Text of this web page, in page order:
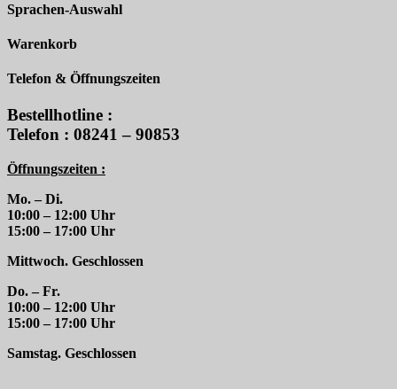
Sprachen-Auswahl
Warenkorb
Telefon & Öffnungszeiten
Bestellhotline :
Telefon : 08241 – 90853
Öffnungszeiten :
Mo. – Di.
10:00 – 12:00 Uhr
15:00 – 17:00 Uhr
Mittwoch. Geschlossen
Do. – Fr.
10:00 – 12:00 Uhr
15:00 – 17:00 Uhr
Samstag. Geschlossen